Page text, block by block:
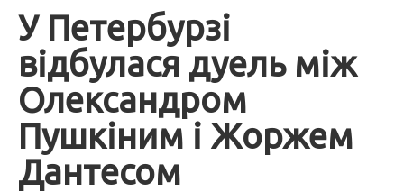
У Петербурзі
відбулася дуель між
Олександром
Пушкіним і Жоржем
Дантесом